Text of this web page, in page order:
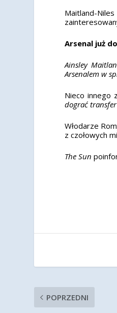
Maitland-
Arsenal już
Ainsley
Arsenalem w
Nieco innego
dograć
Włodarze
z czołowych
The Sun
POPRZEDNI